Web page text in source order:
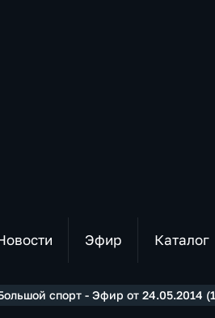
Эфир Каталог
спорт - Эфир от 24.05.2014